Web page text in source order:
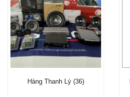
Hàng Thanh Lý (36)